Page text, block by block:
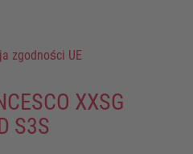
zgodności UE
XXSG
S3S